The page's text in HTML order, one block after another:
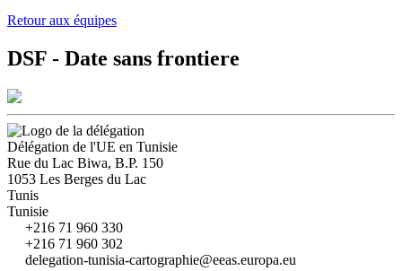
Retour aux équipes
DSF - Date sans frontiere
Délégation de l'UE en Tunisie
Rue du Lac Biwa, B.P. 150
1053 Les Berges du Lac
Tunis
Tunisie
+216 71 960 330
+216 71 960 302
delegation-tunisia-cartographie@eeas.europa.eu